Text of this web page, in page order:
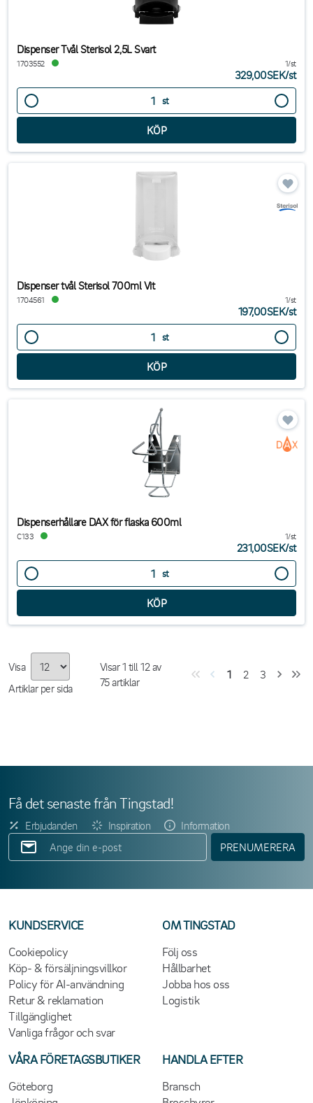
Dispenser Tvål Sterisol 2,5L Svart
1703552 1/st
329,00SEK/st
st
Dispenser tvål Sterisol 700ml Vit
1704561 1/st
197,00SEK/st
st
Dispenserhållare DAX för flaska 600ml
C133 1/st
231,00SEK/st
st
Visa
Artiklar per sida
Visar1 till12av
75artiklar
1 2 3
Få det senaste från Tingstad!
Erbjudanden Inspiration
Information
PRENUMERERA
KUNDSERVICE
Cookiepolicy
Köp- & försäljningsvillkor
Policy för AI-användning
Retur & reklamation
Tillgänglighet
Vanliga frågor och svar
OM TINGSTAD
Följ oss
Hållbarhet
Jobba hos oss
Logistik
VÅRA FÖRETAGSBUTIKER
Göteborg
HANDLA EFTER
Bransch